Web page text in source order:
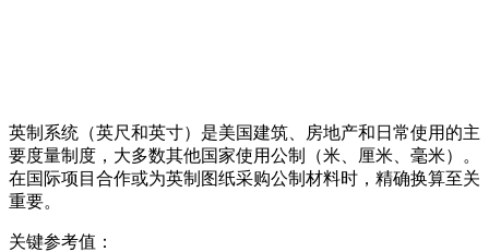
英制系统（英尺和英寸）是美国建筑、房地产和日常使用的主
要度量制度，大多数其他国家使用公制（米、厘米、毫米）。
在国际项目合作或为英制图纸采购公制材料时，精确换算至关
重要。
关键参考值：